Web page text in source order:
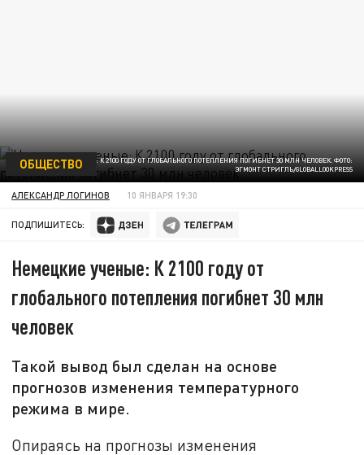
НЕМЕЦКИЕ УЧЕНЫЕ: К 2100 ГОДУ ОТ ГЛОБАЛЬНОГО ПОТЕПЛЕНИЯ ПОГИБНЕТ 30 МЛН ЧЕЛОВЕК. ФОТО:
ЭГМОНТ СТРИГЛЬ/GLOBALLOOKPRESS
ОБЩЕСТВО
АЛЕКСАНДР ЛОГИНОВ 10 ЯНВАРЯ 19:30
ПОДПИШИТЕСЬ:
Немецкие ученые: К 2100 году от
глобального потепления погибнет 30 млн
человек
Такой вывод был сделан на основе
прогнозов изменения температурного
режима в мире.
Опираясь на прогнозы изменения